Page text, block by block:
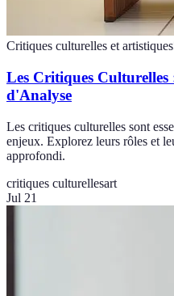
Critiques culturelles et artistiques
Les Critiques
d'Analyse
Les critiques culturelles sont
enjeux. Explorez leurs rôles et
approfondi.
critiques culturellesart
Jul 21